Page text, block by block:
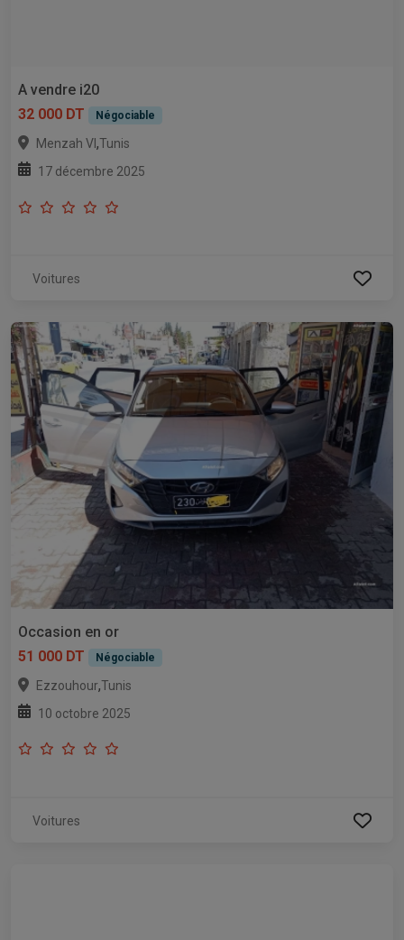
A vendre i20
32 000 DT
Négociable
Menzah VI,Tunis
17 décembre 2025
Voitures
Occasion en or
51 000 DT
Négociable
Ezzouhour,Tunis
10 octobre 2025
Voitures